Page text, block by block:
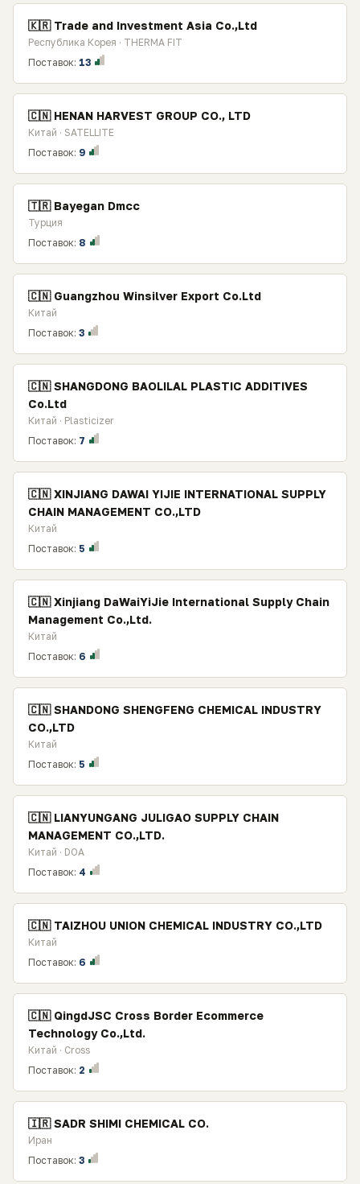
🇰🇷 Trade and Investment Asia Co.,Ltd
Республика Корея · THERMA FIT
Поставок: 13
🇨🇳 HENAN HARVEST GROUP CO., LTD
Китай · SATELLITE
Поставок: 9
🇹🇷 Bayegan Dmcc
Турция
Поставок: 8
🇨🇳 Guangzhou Winsilver Export Co.Ltd
Китай
Поставок: 3
🇨🇳 SHANGDONG BAOLILAL PLASTIC ADDITIVES
Сo.Ltd
Китай · Plasticizer
Поставок: 7
🇨🇳 XINJIANG DAWAI YIJIE INTERNATIONAL SUPPLY
CHAIN MANAGEMENT CO.,LTD
Китай
Поставок: 5
🇨🇳 Xinjiang DaWaiYiJie International Supply Chain
Management Co.,Ltd.
Китай
Поставок: 6
🇨🇳 SHANDONG SHENGFENG CHEMICAL INDUSTRY
CO.,LTD
Китай
Поставок: 5
🇨🇳 LIANYUNGANG JULIGAO SUPPLY CHAIN
MANAGEMENT CO.,LTD.
Китай · DOA
Поставок: 4
🇨🇳 TAIZHOU UNION CHEMICAL INDUSTRY CO.,LTD
Китай
Поставок: 6
🇨🇳 QingdJSC Cross Border Ecommerce
Technology Co.,Ltd.
Китай · Cross
Поставок: 2
🇮🇷 SADR SHIMI CHEMICAL CO.
Иран
Поставок: 3